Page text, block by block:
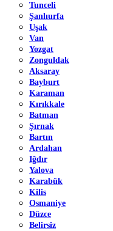
Tunceli
Şanlıurfa
Uşak
Van
Yozgat
Zonguldak
Aksaray
Bayburt
Karaman
Kırıkkale
Batman
Şırnak
Bartın
Ardahan
Iğdır
Yalova
Karabük
Kilis
Osmaniye
Düzce
Belirsiz